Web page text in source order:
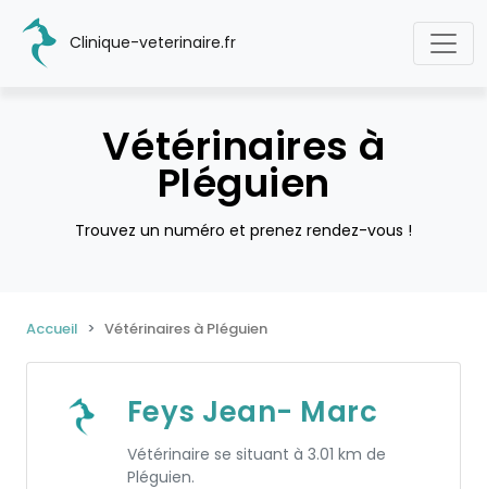
Clinique-veterinaire.fr
Vétérinaires à
Pléguien
Trouvez un numéro et prenez rendez-vous !
Accueil Vétérinaires à Pléguien
Feys Jean- Marc
Vétérinaire se situant à 3.01 km de
Pléguien.